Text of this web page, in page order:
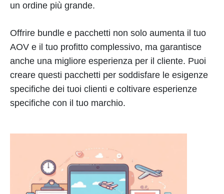
un ordine più grande.
Offrire bundle e pacchetti non solo aumenta il tuo
AOV e il tuo profitto complessivo, ma garantisce
anche una migliore esperienza per il cliente. Puoi
creare questi pacchetti per soddisfare le esigenze
specifiche dei tuoi clienti e coltivare esperienze
specifiche con il tuo marchio.